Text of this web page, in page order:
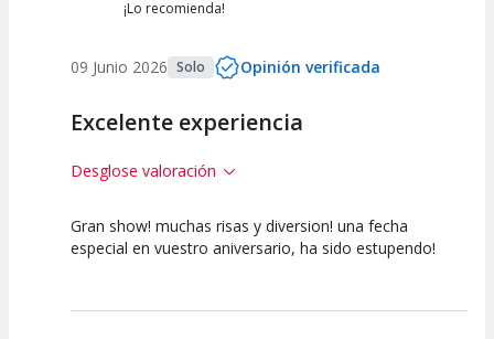
¡Lo recomienda!
09 Junio 2026 Solo Opinión verificada
Excelente experiencia
Desglose valoración
10 10 10
Gran show! muchas risas y diversion! una fecha
especial en vuestro aniversario, ha sido estupendo!